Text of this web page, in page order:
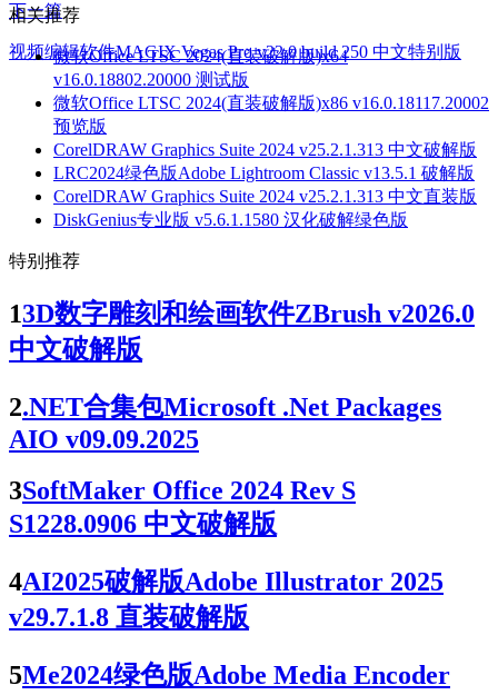
下一篇
视频编辑软件MAGIX Vegas Pro v22.0 build 250 中文特别版
相关推荐
微软Office LTSC 2024(直装破解版)x64
v16.0.18802.20000 测试版
微软Office LTSC 2024(直装破解版)x86 v16.0.18117.20002
预览版
CorelDRAW Graphics Suite 2024 v25.2.1.313 中文破解版
LRC2024绿色版Adobe Lightroom Classic v13.5.1 破解版
CorelDRAW Graphics Suite 2024 v25.2.1.313 中文直装版
DiskGenius专业版 v5.6.1.1580 汉化破解绿色版
特别推荐
13D数字雕刻和绘画软件ZBrush v2026.0
中文破解版
2.NET合集包Microsoft .Net Packages
AIO v09.09.2025
3SoftMaker Office 2024 Rev S
S1228.0906 中文破解版
4AI2025破解版Adobe Illustrator 2025
v29.7.1.8 直装破解版
5Me2024绿色版Adobe Media Encoder